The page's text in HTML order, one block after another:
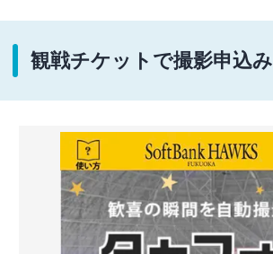
観戦チケットで撮影申込み